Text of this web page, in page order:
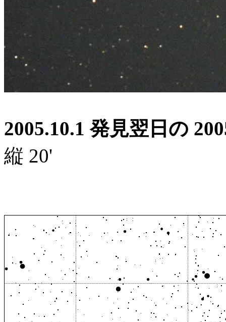
2005.10.1 発見翌日の
縦 20'